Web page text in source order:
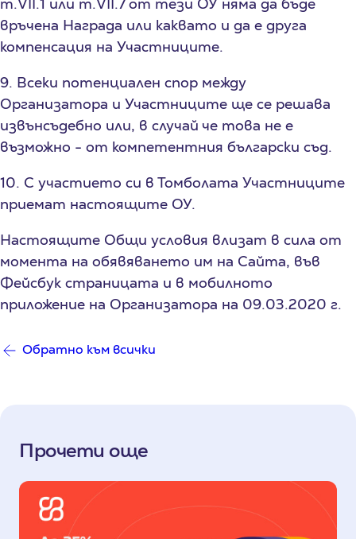
т.VII.1 или т.VII.7 от тези ОУ няма да бъде
връчена Награда или каквато и да е друга
компенсация на Участниците.
9. Всеки потенциален спор между
Организатора и Участниците ще се решава
извънсъдебно или, в случай че това не е
възможно - от компетентния български съд.
10. С участието си в Томболата Участниците
приемат настоящите ОУ.
Настоящите Общи условия влизат в сила от
момента на обявяването им на Сайта, във
Фейсбук страницата и в мобилното
приложение на Организатора на 09.03.2020 г.
Обратно към всички
Прочети още